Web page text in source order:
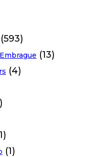
(593)
(13)
(4)
(1)